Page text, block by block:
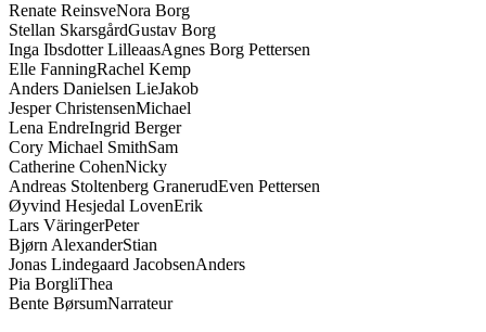
Renate ReinsveNora Borg
Stellan SkarsgårdGustav Borg
Inga Ibsdotter LilleaasAgnes Borg Pettersen
Elle FanningRachel Kemp
Anders Danielsen LieJakob
Jesper ChristensenMichael
Lena EndreIngrid Berger
Cory Michael SmithSam
Catherine CohenNicky
Andreas Stoltenberg GranerudEven Pettersen
Øyvind Hesjedal LovenErik
Lars VäringerPeter
Bjørn AlexanderStian
Jonas Lindegaard JacobsenAnders
Pia BorgliThea
Bente BørsumNarrateur